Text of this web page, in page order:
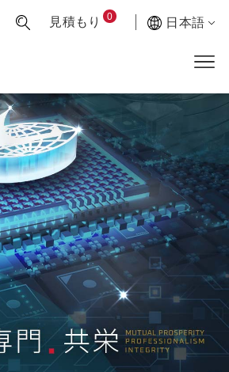
見積もり 0 日本語